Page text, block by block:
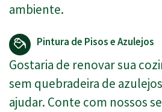
ambiente.
Pintura de Pisos e Azulejos
Gostaria de renovar sua
sem quebradeira de
ajudar. Conte com nossos